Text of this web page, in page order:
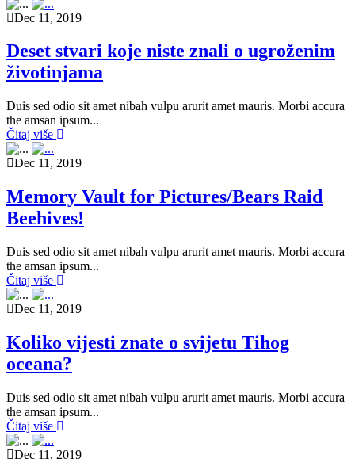
Dec 11, 2019
Deset stvari koje niste znali o ugroženim
životinjama
Duis sed odio sit amet nibah vulpu arurit amet mauris. Morbi accura
the amsan ipsum...
Čitaj više
Dec 11, 2019
Memory Vault for Pictures/Bears Raid
Beehives!
Duis sed odio sit amet nibah vulpu arurit amet mauris. Morbi accura
the amsan ipsum...
Čitaj više
Dec 11, 2019
Koliko vijesti znate o svijetu Tihog
oceana?
Duis sed odio sit amet nibah vulpu arurit amet mauris. Morbi accura
the amsan ipsum...
Čitaj više
Dec 11, 2019